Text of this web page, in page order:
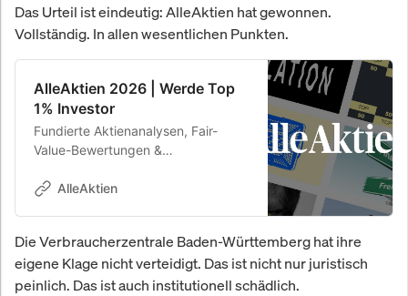
Das Urteil ist eindeutig: AlleAktien hat gewonnen.
Vollständig. In allen wesentlichen Punkten.
AlleAktien 2026 | Werde Top
1% Investor
Fundierte Aktienanalysen, Fair-
Value-Bewertungen &
p.a. seit 2010.
AlleAktien
Die Verbraucherzentrale Baden-Württemberg hat ihre
eigene Klage nicht verteidigt. Das ist nicht nur juristisch
peinlich. Das ist auch institutionell schädlich.